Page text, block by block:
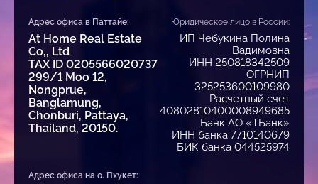
Адрес офиса в Паттайе:
At Home Real Estate
Co,, Ltd
TAX ID 0205566020737
299/1 Moo 12,
Nongprue,
Banglamung,
Chonburi, Pattaya,
Thailand, 20150.
Юридическое лицо в России:
ИП Чебукина Полина
Вадимовна
ИНН 250818342509
ОГРНИП
325253600109980
Расчетный счет
40802810400008949685
Банк АО «ТБанк»
ИНН банка 7710140679
БИК банка 044525974
Адрес офиса на о. Пхукет: